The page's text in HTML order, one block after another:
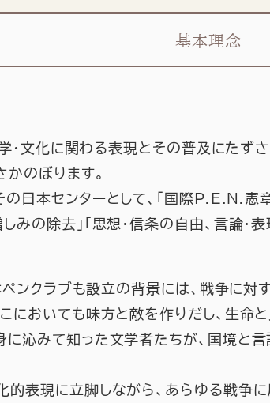
基本理念
・文化に関わる表現とその普及にたず
のぼります。
日本センターとして、「国際P.E.N.憲
しみの除去」「思想・信条の自由、言論
ンクラブも設立の背景には、戦争に対
においても味方と敵を作りだし、生命
沁みて知った文学者たちが、国境と言
的表現に立脚しながら、あらゆる戦争